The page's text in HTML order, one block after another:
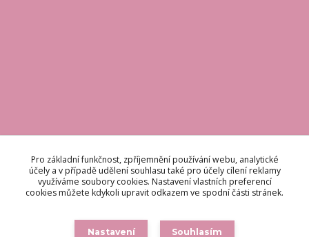
KONTAKT
Odpovídáme do 48 hodin.
Pro základní funkčnost, zpříjemnění používání webu, analytické
účely a v případě udělení souhlasu také pro účely cílení reklamy
využíváme soubory cookies. Nastavení vlastních preferencí
cookies můžete kdykoli upravit odkazem ve spodní části stránek.
Nastavení Souhlasím